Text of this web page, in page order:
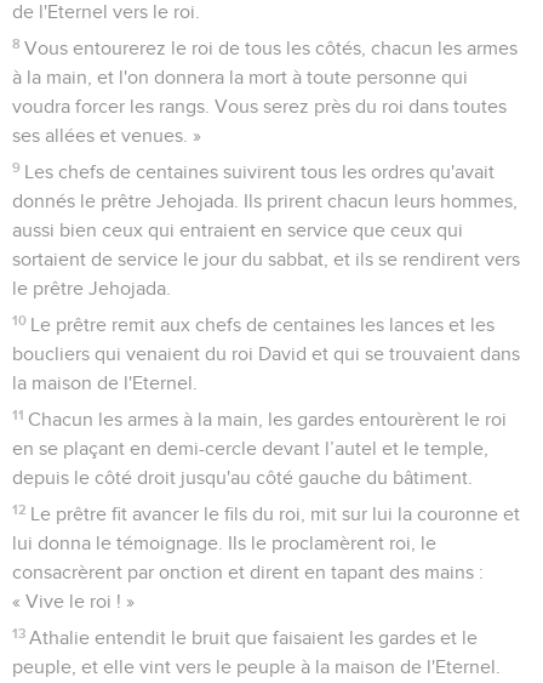
de l'Eternel vers le roi.
8 Vous entourerez le roi de tous les côtés, chacun les armes
à la main, et l'on donnera la mort à toute personne qui
voudra forcer les rangs. Vous serez près du roi dans toutes
ses allées et venues. »
9 Les chefs de centaines suivirent tous les ordres qu'avait
donnés le prêtre Jehojada. Ils prirent chacun leurs hommes,
aussi bien ceux qui entraient en service que ceux qui
sortaient de service le jour du sabbat, et ils se rendirent vers
le prêtre Jehojada.
10 Le prêtre remit aux chefs de centaines les lances et les
boucliers qui venaient du roi David et qui se trouvaient dans
la maison de l'Eternel.
11 Chacun les armes à la main, les gardes entourèrent le roi
en se plaçant en demi-cercle devant l’autel et le temple,
depuis le côté droit jusqu'au côté gauche du bâtiment.
12 Le prêtre fit avancer le fils du roi, mit sur lui la couronne et
lui donna le témoignage. Ils le proclamèrent roi, le
consacrèrent par onction et dirent en tapant des mains :
« Vive le roi ! »
13 Athalie entendit le bruit que faisaient les gardes et le
peuple, et elle vint vers le peuple à la maison de l'Eternel.